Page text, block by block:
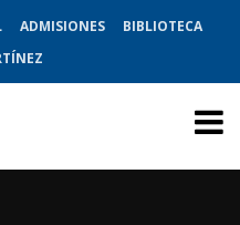
ADMISIONES
BIBLIOTECA